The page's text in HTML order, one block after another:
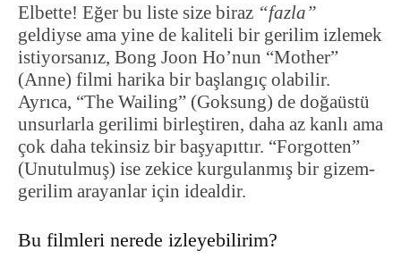
Elbette! Eğer bu liste size biraz “fazla”
geldiyse ama yine de kaliteli bir gerilim izlemek
istiyorsanız, Bong Joon Ho’nun “Mother”
(Anne) filmi harika bir başlangıç olabilir.
Ayrıca, “The Wailing” (Goksung) de doğaüstü
unsurlarla gerilimi birleştiren, daha az kanlı ama
çok daha tekinsiz bir başyapıttır. “Forgotten”
(Unutulmuş) ise zekice kurgulanmış bir gizem-
gerilim arayanlar için idealdir.
Bu filmleri nerede izleyebilirim?